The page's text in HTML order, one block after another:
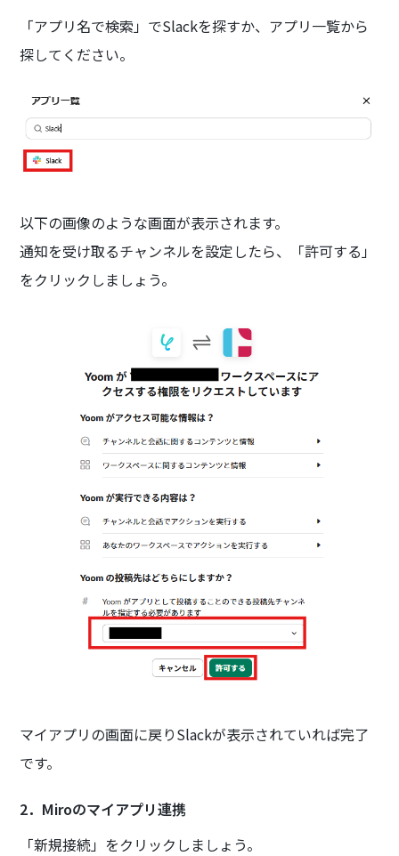
「アプリ名で検索」でSlackを探すか、アプリ一覧から
探してください。
以下の画像のような画面が表示されます。
通知を受け取るチャンネルを設定したら、「許可する」
をクリックしましょう。
マイアプリの画面に戻りSlackが表示されていれば完了
です。
2．Miroのマイアプリ連携
「新規接続」をクリックしましょう。